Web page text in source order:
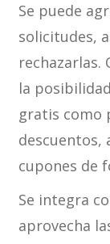
Se puede
solicitudes,
la
gratis como
descuentos,
cupones de
Se integra
aprovecha